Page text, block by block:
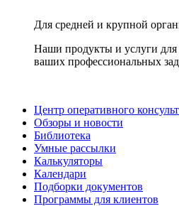
Для средней и крупной
Наши продукты и услуги
ваших профессиональных
Центр оперативного
Обзоры и новости
Библиотека
Умные рассылки
Калькуляторы
Календари
Подборки документов
Программы для клиентов